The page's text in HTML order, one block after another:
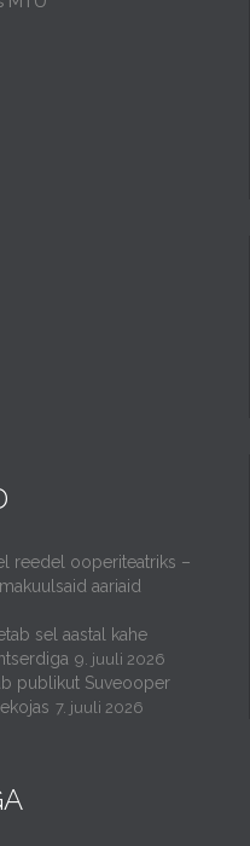
reedel ooperiteatriks –
aariaid
sel aastal kahe
9. juuli 2026
publikut Suveooper
7. juuli 2026